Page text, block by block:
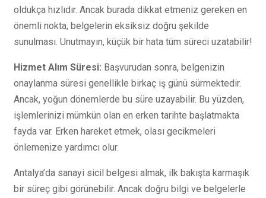
oldukça hızlıdır. Ancak burada dikkat etmeniz gereken en
önemli nokta, belgelerin eksiksiz doğru şekilde
sunulması. Unutmayın, küçük bir hata tüm süreci uzatabilir!
Hizmet Alım Süresi: Başvurudan sonra, belgenizin
onaylanma süresi genellikle birkaç iş günü sürmektedir.
Ancak, yoğun dönemlerde bu süre uzayabilir. Bu yüzden,
işlemlerinizi mümkün olan en erken tarihte başlatmakta
fayda var. Erken hareket etmek, olası gecikmeleri
önlemenize yardımcı olur.
Antalya’da sanayi sicil belgesi almak, ilk bakışta karmaşık
bir süreç gibi görünebilir. Ancak doğru bilgi ve belgelerle